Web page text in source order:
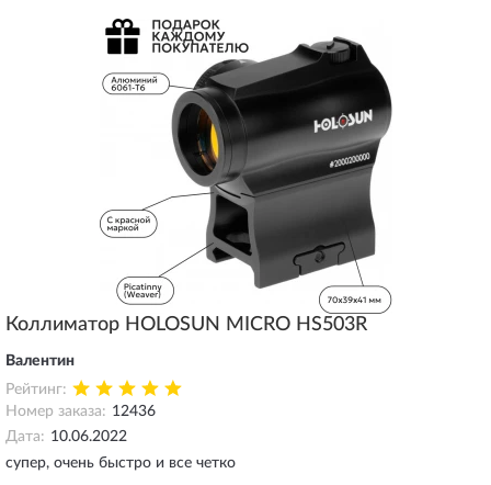
Коллиматор HOLOSUN MICRO HS503R
Валентин
Рейтинг:
Номер заказа: 12436
Дата: 10.06.2022
супер, очень быстро и все четко